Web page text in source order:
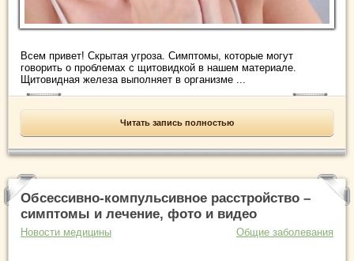
Всем привет! Скрытая угроза. Симптомы, которые могут
говорить о проблемах с щитовидкой в нашем материале.
Щитовидная железа выполняет в организме ...
Читать запись полностью
Обсессивно-компульсивное расстройство –
симптомы и лечение, фото и видео
Новости медицины Общие заболевания